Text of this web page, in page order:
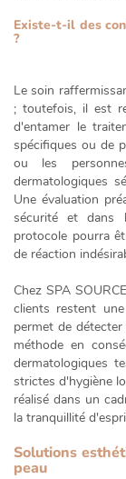
Existe-t-il des
?
Le soin
; toutefois, il est
d'entamer le
spécifiques ou de
ou les
dermatologiques
Une évaluation
sécurité et dans
protocole pourra
de réaction
Chez SPA
clients restent une
permet de
méthode en
dermatologiques
strictes d'hygiène
réalisé dans un
la tranquillité
Solutions
peau